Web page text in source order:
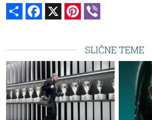
Share Facebook Pinterest
SLIČNE TEME